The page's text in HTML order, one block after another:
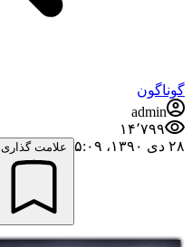
گوناگون
admin
۱۴٬۷۹۹
۲۸ دی ۱۳۹۰،‏ ۵:۰۹
علامت گذاری